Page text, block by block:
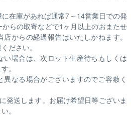
在庫があれば通常7～14営業日での発
らの取寄などで1ヶ月以上のおまたせ
店からの経過報告はいたしかねます。
ださい。
い場合は、次ロット生産待ちもしくは
。
なる場合がございますのでご容赦く
発送します。お届け希望日等ございま
。